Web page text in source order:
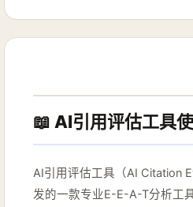
📖 AI引用评估工具
AI引用评估工具（AI Citation
发的一款专业E-E-A-T分析工